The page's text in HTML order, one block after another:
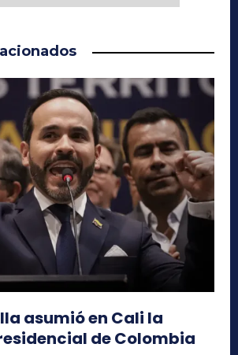
asumió en Cali la
de Colombia